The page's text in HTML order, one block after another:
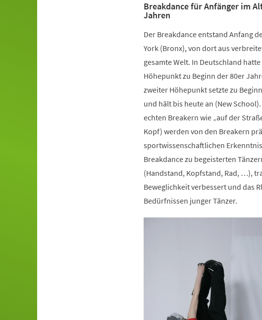
Breakdance für Anfänger im
Jahren
Der Breakdance entstand Anfang
York (Bronx), von dort aus
gesamte Welt. In Deutschland
Höhepunkt zu Beginn der 80er
zweiter Höhepunkt setzte zu
und hält bis heute an (New
echten Breakern wie „auf der
Kopf) werden von den Breakern
sportwissenschaftlichen
Breakdance zu begeisterten
(Handstand, Kopfstand, Rad, …),
Beweglichkeit verbessert und das
Bedürfnissen junger Tänzer.